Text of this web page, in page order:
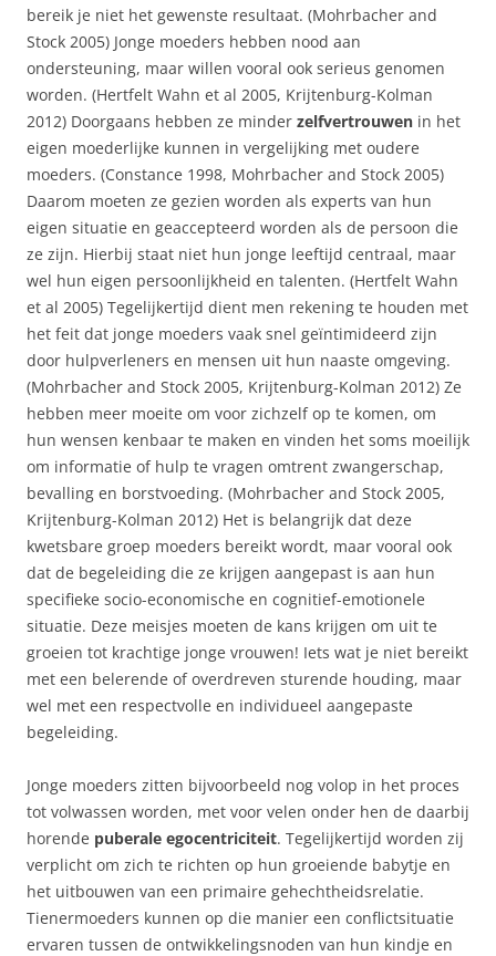
bereik je niet het gewenste resultaat. (Mohrbacher and
Stock 2005) Jonge moeders hebben nood aan
ondersteuning, maar willen vooral ook serieus genomen
worden. (Hertfelt Wahn et al 2005, Krijtenburg-Kolman
2012) Doorgaans hebben ze minder zelfvertrouwen in het
eigen moederlijke kunnen in vergelijking met oudere
moeders. (Constance 1998, Mohrbacher and Stock 2005)
Daarom moeten ze gezien worden als experts van hun
eigen situatie en geaccepteerd worden als de persoon die
ze zijn. Hierbij staat niet hun jonge leeftijd centraal, maar
wel hun eigen persoonlijkheid en talenten. (Hertfelt Wahn
et al 2005) Tegelijkertijd dient men rekening te houden met
het feit dat jonge moeders vaak snel geïntimideerd zijn
door hulpverleners en mensen uit hun naaste omgeving.
(Mohrbacher and Stock 2005, Krijtenburg-Kolman 2012) Ze
hebben meer moeite om voor zichzelf op te komen, om
hun wensen kenbaar te maken en vinden het soms moeilijk
om informatie of hulp te vragen omtrent zwangerschap,
bevalling en borstvoeding. (Mohrbacher and Stock 2005,
Krijtenburg-Kolman 2012) Het is belangrijk dat deze
kwetsbare groep moeders bereikt wordt, maar vooral ook
dat de begeleiding die ze krijgen aangepast is aan hun
specifieke socio-economische en cognitief-emotionele
situatie. Deze meisjes moeten de kans krijgen om uit te
groeien tot krachtige jonge vrouwen! Iets wat je niet bereikt
met een belerende of overdreven sturende houding, maar
wel met een respectvolle en individueel aangepaste
begeleiding.
Jonge moeders zitten bijvoorbeeld nog volop in het proces
tot volwassen worden, met voor velen onder hen de daarbij
horende puberale egocentriciteit. Tegelijkertijd worden zij
verplicht om zich te richten op hun groeiende babytje en
het uitbouwen van een primaire gehechtheidsrelatie.
Tienermoeders kunnen op die manier een conflictsituatie
ervaren tussen de ontwikkelingsnoden van hun kindje en